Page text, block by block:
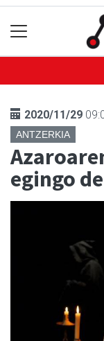
2020/11/29
ANTZERKIA
egingo